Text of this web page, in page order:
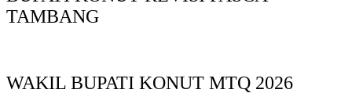
TAMBANG
WAKIL BUPATI KONUT MTQ 2026